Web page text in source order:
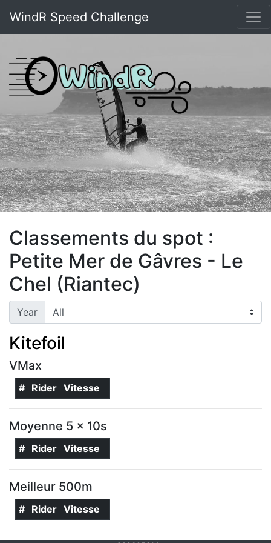
WindR Speed Challenge
Classements du spot :
Petite Mer de Gâvres - Le
Chel (Riantec)
Year
Kitefoil
VMax
# Rider Vitesse
Moyenne 5 x 10s
# Rider Vitesse
Meilleur 500m
# Rider Vitesse